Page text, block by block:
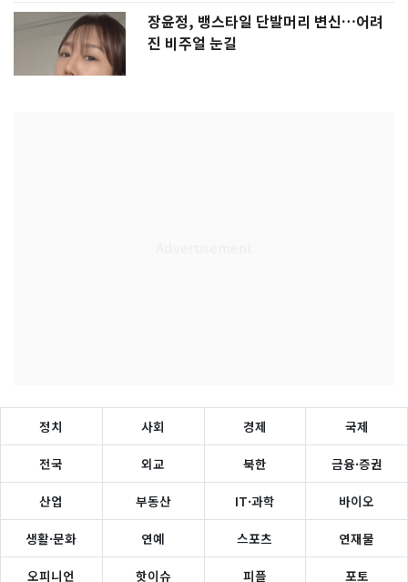
장윤정, 뱅스타일 단발머리 변신…어려
진 비주얼 눈길
정치 사회 경제 국제
전국 외교 북한 금융·증권
산업 부동산 IT·과학 바이오
생활·문화 연예 스포츠 연재물
오피니언 핫이슈 피플 포토